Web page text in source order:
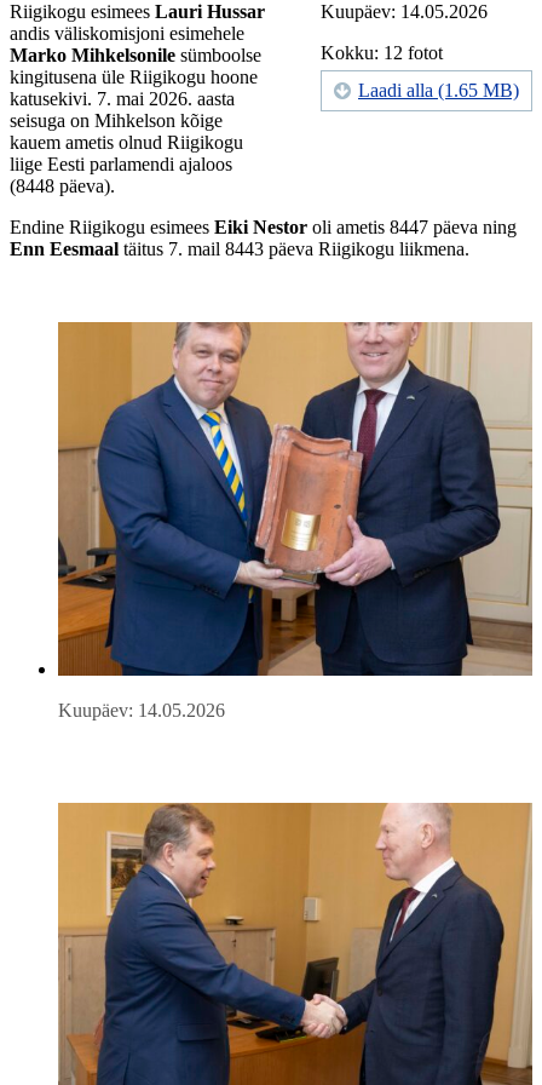
Kuupäev: 14.05.2026
Kokku: 12 fotot
Laadi alla (1.65 MB)
Riigikogu esimees Lauri Hussar
andis väliskomisjoni esimehele
Marko Mihkelsonile sümboolse
kingitusena üle Riigikogu hoone
katusekivi. 7. mai 2026. aasta
seisuga on Mihkelson kõige
kauem ametis olnud Riigikogu
liige Eesti parlamendi ajaloos
(8448 päeva).
Endine Riigikogu esimees Eiki Nestor oli ametis 8447 päeva ning
Enn Eesmaal täitus 7. mail 8443 päeva Riigikogu liikmena.
Kuupäev: 14.05.2026